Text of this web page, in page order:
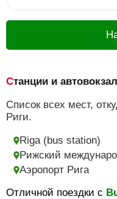
Станции и
Список всех мест,
Риги.
Riga (bus station)
Аэропорт Рига
Рижский
Отличной поездки с